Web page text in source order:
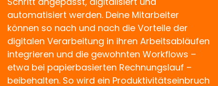
automatisiert werden. Deine Mitarbeiter
können so nach und nach die Vorteile der
digitalen Verarbeitung in ihren Arbeitsabläufen
integrieren und die gewohnten Workflows –
etwa bei papierbasierten Rechnungslauf –
beibehalten. So wird ein Produktivitätseinbruch